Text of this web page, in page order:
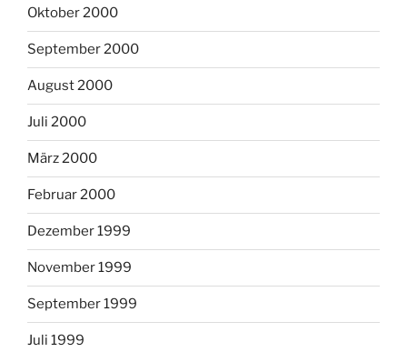
Oktober 2000
September 2000
August 2000
Juli 2000
März 2000
Februar 2000
Dezember 1999
November 1999
September 1999
Juli 1999